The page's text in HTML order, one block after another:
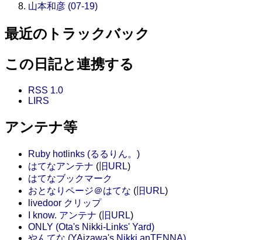
山本和彦 (07-19)
最近のトラックバック
この日記と連携する
RSS 1.0
LIRS
アンテナ等
Ruby hotlinks (るるりん。)
はてなアンテナ ( 旧URL)
はてなブックマーク
おとなりページ＠はてな ( 旧URL)
livedoor クリップ
I know. アンテナ ( 旧URL)
ONLY (Ota's Nikki-Links' Yard)
やんてな (YAizawa's Nikki anTENNA)